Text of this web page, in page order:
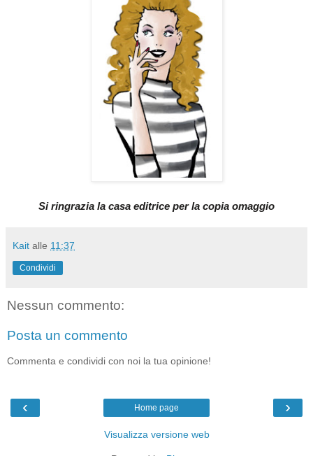
Si ringrazia la casa editrice per la copia omaggio
Kait alle 11:37
Condividi
Nessun commento:
Posta un commento
Commenta e condividi con noi la tua opinione!
‹ ›
Home page
Visualizza versione web